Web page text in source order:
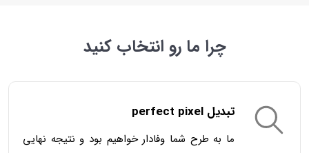
چرا ما رو انتخاب کنید
تبدیل perfect pixel
ما به طرح شما وفادار خواهیم بود و نتیجه نهایی